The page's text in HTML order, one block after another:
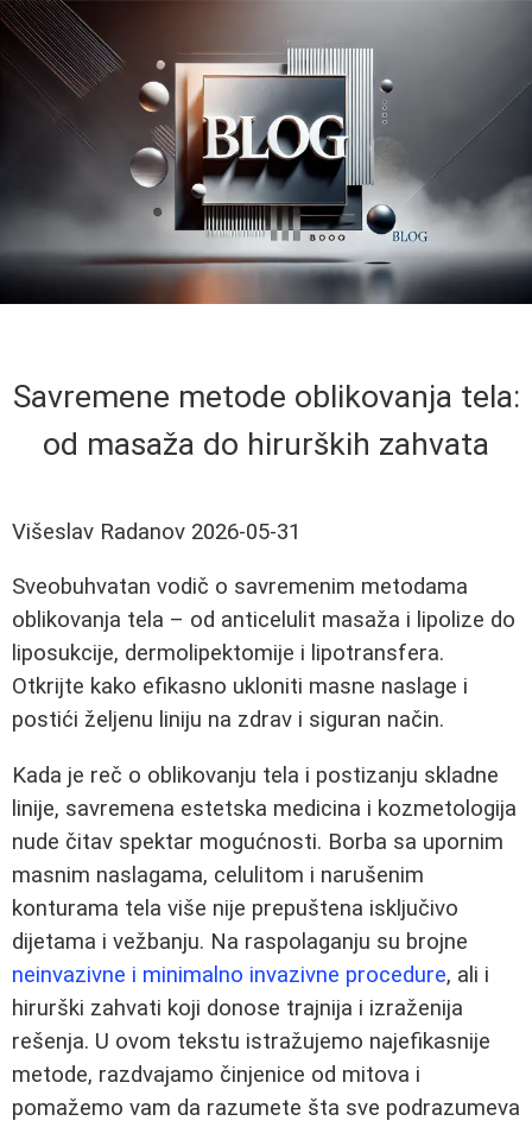
Savremene metode oblikovanja tela:
od masaža do hirurških zahvata
Višeslav Radanov 2026-05-31
Sveobuhvatan vodič o savremenim metodama
oblikovanja tela – od anticelulit masaža i lipolize do
liposukcije, dermolipektomije i lipotransfera.
Otkrijte kako efikasno ukloniti masne naslage i
postići željenu liniju na zdrav i siguran način.
Kada je reč o oblikovanju tela i postizanju skladne
linije, savremena estetska medicina i kozmetologija
nude čitav spektar mogućnosti. Borba sa upornim
masnim naslagama, celulitom i narušenim
konturama tela više nije prepuštena isključivo
dijetama i vežbanju. Na raspolaganju su brojne
neinvazivne i minimalno invazivne procedure, ali i
hirurški zahvati koji donose trajnija i izraženija
rešenja. U ovom tekstu istražujemo najefikasnije
metode, razdvajamo činjenice od mitova i
pomažemo vam da razumete šta sve podrazumeva